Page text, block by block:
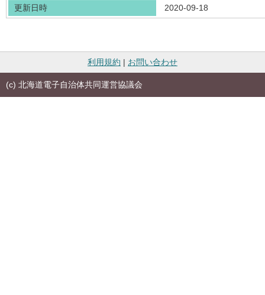
更新日時
2020-09-18
利用規約 | お問い合わせ
(c) 北海道電子自治体共同運営協議会